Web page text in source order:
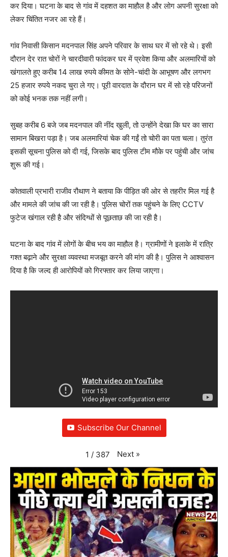
कर दिया। घटना के बाद से गांव में दहशत का माहौल है और लोग अपनी सुरक्षा को
लेकर चिंतित नजर आ रहे हैं।
गांव निवासी किसान मदनपाल सिंह अपने परिवार के साथ घर में सो रहे थे। इसी
दौरान देर रात चोरों ने चारदीवारी फांदकर घर में प्रवेश किया और अलमारियों को
खंगालते हुए करीब 14 लाख रुपये कीमत के सोने-चांदी के आभूषण और लगभग
25 हजार रुपये नकद चुरा ले गए। पूरी वारदात के दौरान घर में सो रहे परिजनों
को कोई भनक तक नहीं लगी।
सुबह करीब 6 बजे जब मदनपाल की नींद खुली, तो उन्होंने देखा कि घर का सारा
सामान बिखरा पड़ा है। जब अलमारियां चेक की गईं तो चोरी का पता चला। तुरंत
इसकी सूचना पुलिस को दी गई, जिसके बाद पुलिस टीम मौके पर पहुंची और जांच
शुरू की गई।
कोतवाली प्रभारी राजीव रौथाण ने बताया कि पीड़ित की ओर से तहरीर मिल गई है
और मामले की जांच की जा रही है। पुलिस चोरों तक पहुंचने के लिए CCTV
फुटेज खंगाल रही है और संदिग्धों से पूछताछ की जा रही है।
घटना के बाद गांव में लोगों के बीच भय का माहौल है। ग्रामीणों ने इलाके में रात्रि
गश्त बढ़ाने और सुरक्षा व्यवस्था मजबूत करने की मांग की है। पुलिस ने आश्वासन
दिया है कि जल्द ही आरोपियों को गिरफ्तार कर लिया जाएगा।
Subscribe Our Channel
1 / 387 Next »